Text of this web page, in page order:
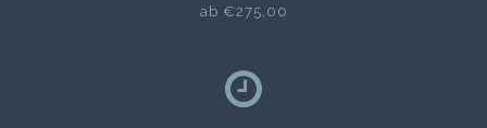
ab €275,00